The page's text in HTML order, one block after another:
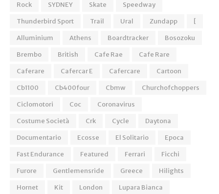
Rock SYDNEY Skate
Speedway
Thunderbird Sport
Trail Ural Zundapp
[
Alluminium
Athens Boardtracker
Bosozoku
Brembo
British Cafe Rae
Cafe Rare
Caferare
Cafercar E Cafercare
Cartoon
Cb1100
Cb400four Cbmw
Churchofchoppers
Ciclomotori
Coc
Coronavirus
Costume Società
Crk Cycle
Daytona
Documentario
Ecosse El Solitario
Epoca
Fast Endurance
Featured Ferrari
Ficchi
Furore
Gentlemensride Greece
Hilights
Hornet
Kit London
Lupara Bianca